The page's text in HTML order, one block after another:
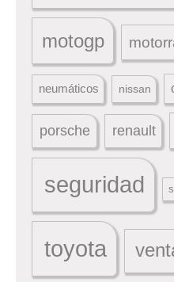
motogp
neumáticos nissan
porsche renault
seguridad
toyota